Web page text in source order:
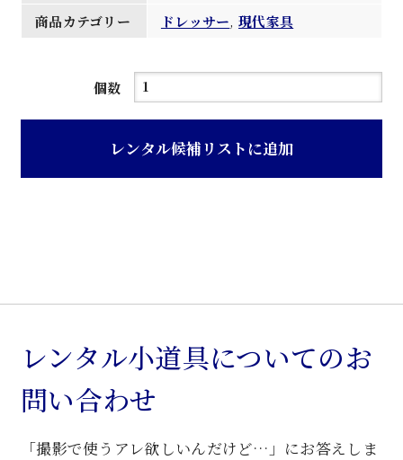
商品カテゴリー
ドレッサー,現代家具
個数
紫
鏡
レンタル候補リストに追加
レンタル小道具についてのお
問い合わせ
「撮影で使うアレ欲しいんだけど…」にお答えしま